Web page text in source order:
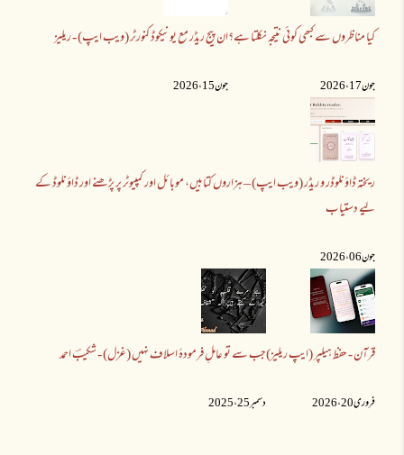
کیا مناظروں سے کبھی کوئی نتیجہ نکلتا ہے؟
جون 17 ،2026
ان پیج ریڈر مع یونیکوڈ کنورٹر (ویب ایپ) - ریلیز
جون 15 ،2026
ریختہ ڈاؤنلوڈر و ریڈر (ویب ایپ) – ہزاروں کتابیں، موبائل اور کمپیوٹر پر پڑھنے اور ڈاؤنلوڈ کے
لیے دستیاب
جون 06 ،2026
قرآن - حفظ ہیلپر (ایپ ریلیز)
فروری 20 ،2026
جب سے تو عاملِ فرمودۂ اسلاف نہیں (غزل) - شکیبؔ احمد
دسمبر 25 ،2025